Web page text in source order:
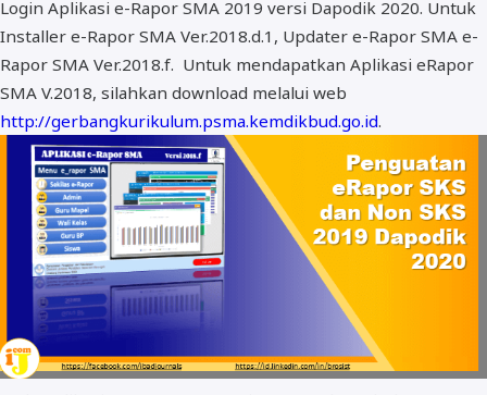
BOS dan PIP
Login Aplikasi e-Rapor SMA 2019 versi Dapodik 2020. Untuk
Installer e-Rapor SMA Ver.2018.d.1, Updater e-Rapor SMA e-
Rapor SMA Ver.2018.f. Untuk mendapatkan Aplikasi eRapor
SMA V.2018, silahkan download melalui web
http://gerbangkurikulum.psma.kemdikbud.go.id.